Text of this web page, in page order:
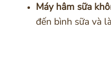
Máy hâm sữa
đến bình sữa và